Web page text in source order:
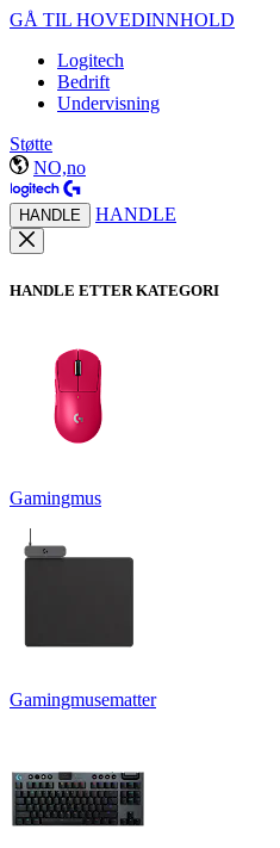
GÅ TIL HOVEDINNHOLD
Logitech
Bedrift
Undervisning
Støtte
NO,no
HANDLE HANDLE
HANDLE ETTER KATEGORI
Gamingmus
Gamingmusematter